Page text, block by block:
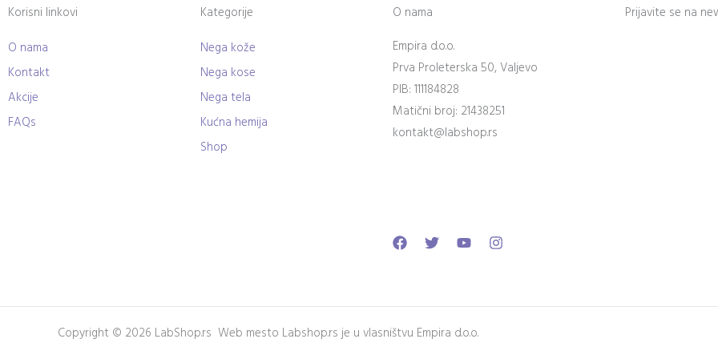
Korisni linkovi
O nama
Kontakt
Akcije
FAQs
Kategorije
Nega kože
Nega kose
Nega tela
Kućna hemija
Shop
O nama
Empira d.o.o.
Prva Proleterska 50, Valjevo
PIB: 111184828
Matični broj: 21438251
kontakt@labshop.rs
Facebook
Prijavite se na
Copyright © 2026 LabShop.rs Web mesto Labshop.rs je u vlasništvu Empira d.o.o.